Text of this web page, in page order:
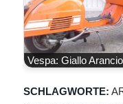
Vespa: Giallo
SCHLAGWORTE: